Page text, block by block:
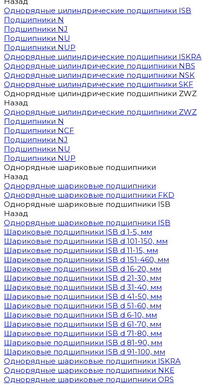
Однорядные цилиндрические подшипники ISB
Подшипники N
Подшипники NJ
Подшипники NU
Подшипники NUP
Однорядные цилиндрические подшипники ISKRA
Однорядные цилиндрические подшипники NBS
Однорядные цилиндрические подшипники NSK
Однорядные цилиндрические подшипники SKF
Однорядные цилиндрические подшипники ZWZ
Назад
Однорядные цилиндрические подшипники ZWZ
Подшипники N
Подшипники NCF
Подшипники NJ
Подшипники NU
Подшипники NUP
Однорядные шариковые подшипники
Назад
Однорядные шариковые подшипники
Однорядные шариковые подшипники FKD
Однорядные шариковые подшипники ISB
Назад
Однорядные шариковые подшипники ISB
Шариковые подшипники ISB d 1-5, мм
Шариковые подшипники ISB d 101-150, мм
Шариковые подшипники ISB d 11-15, мм
Шариковые подшипники ISB d 151-460, мм
Шариковые подшипники ISB d 16-20, мм
Шариковые подшипники ISB d 21-30, мм
Шариковые подшипники ISB d 31-40, мм
Шариковые подшипники ISB d 41-50, мм
Шариковые подшипники ISB d 51-60, мм
Шариковые подшипники ISB d 6-10, мм
Шариковые подшипники ISB d 61-70, мм
Шариковые подшипники ISB d 71-80, мм
Шариковые подшипники ISB d 81-90, мм
Шариковые подшипники ISB d 91-100, мм
Однорядные шариковые подшипники ISKRA
Однорядные шариковые подшипники NKE
Однорядные шариковые подшипники ORS